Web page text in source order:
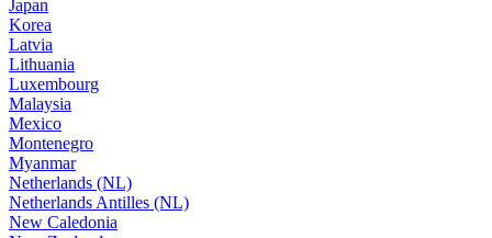
Japan
Korea
Latvia
Lithuania
Luxembourg
Malaysia
Mexico
Montenegro
Myanmar
Netherlands (NL)
Netherlands Antilles (NL)
New Caledonia